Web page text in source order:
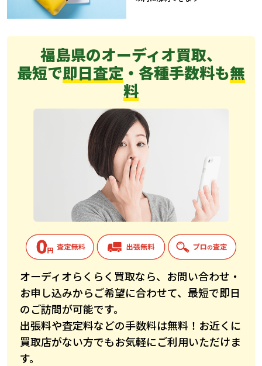
福島県のオーディオ買取、
最短で即日査定 ・各種手数料も無
料
オーディオらくらく買取なら、お問い合わせ・
お申し込みからご希望に合わせて、最短で即日
のご訪問が可能です。
出張料や査定料などの手数料は無料！お近くに
買取店がない方でもお気軽にご利用いただけま
す。